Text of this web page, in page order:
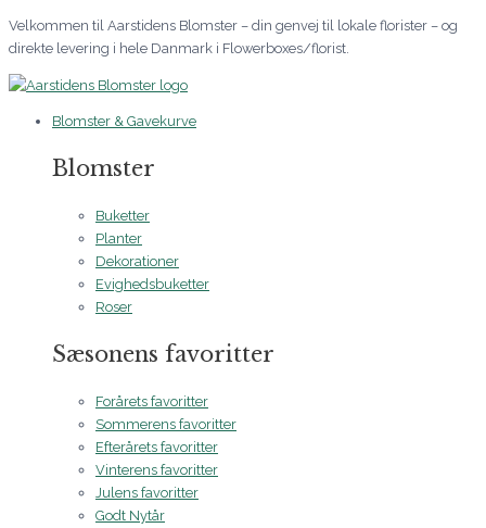
Gå
til
Velkommen til Aarstidens Blomster – din genvej til lokale florister – og
direkte levering i hele Danmark i Flowerboxes/florist.
Blomster & Gavekurve
Blomster
Buketter
Planter
Dekorationer
Evighedsbuketter
Roser
Sæsonens favoritter
Forårets favoritter
Sommerens favoritter
Efterårets favoritter
Vinterens favoritter
Julens favoritter
Godt Nytår
Prisinterval:
1.695 kr.
1.995 kr.
Prisinterval:
300 kr.